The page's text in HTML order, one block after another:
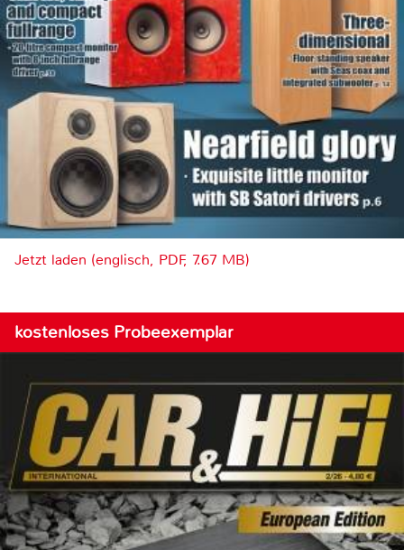
Jetzt laden (englisch, PDF, 7.67 MB)
kostenloses Probeexemplar